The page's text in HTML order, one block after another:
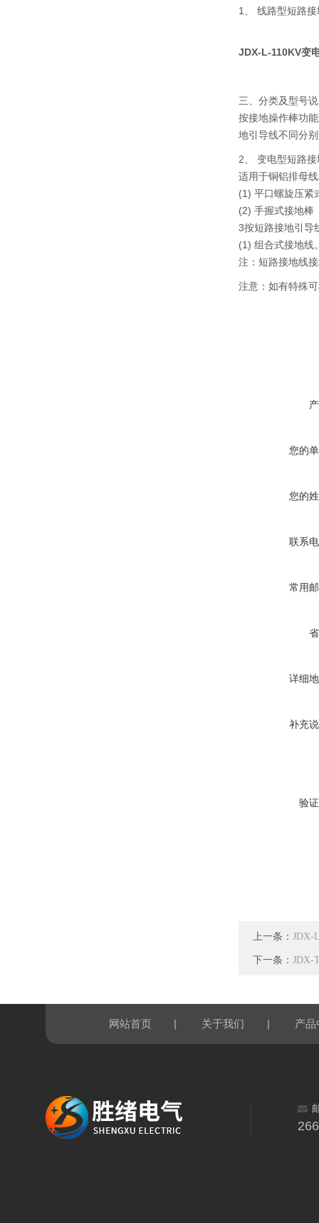
1、 线路型短路
JDX-L-110KV变
三、分类及型号
按接地操作棒功
地引导线不同分
2、 变电型短路
适用于铜铝排母
(1) 平口螺旋压紧
(2) 手握式接地棒
3按短路接地引导
(1) 组合式接地线
注：短路接地线
注意：如有特殊
您的
您的
联系
常用
详细
补充
验
上一条： JDX-
下一条： JDX-
网站首页 | 关于我们 | 产品